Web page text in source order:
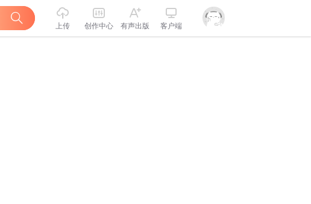
上传 创作中心 有声出版 客户端